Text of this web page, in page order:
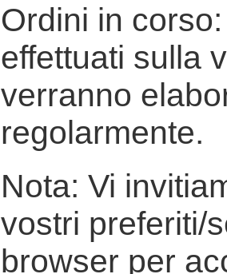
Ordini in
effettuati sulla
verranno
regolarmente.
Nota: Vi
vostri preferiti/
browser per